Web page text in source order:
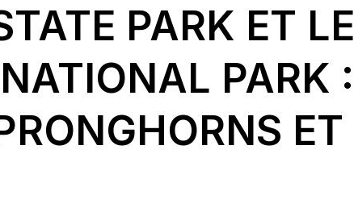
PARK ET LE
PARK :
ET